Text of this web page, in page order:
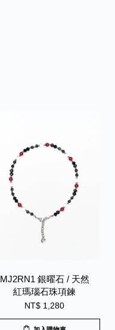
MJ2RN1 銀曜石 / 天然
紅瑪瑙石珠項鍊
NT$ 1,280